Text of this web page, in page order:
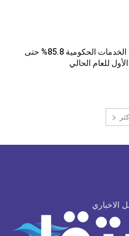
ارتفاع رقمنة الخدمات الحكومية 85.8% حتى
للعام الحالي
الاخباري